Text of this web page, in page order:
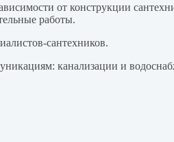
от конструкции
работы.
сантехников.
канализации и